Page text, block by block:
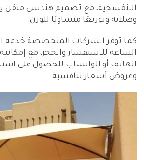
البنفسجية، مع تصميم هندسي متقن
وصلابة وتوزيعًا متساويًا للوزن.
كما توفر الشركات المتخصصة خدمة
الساعة للاستفسار والحجز، مع
الهاتف أو الواتساب للحصول على
وعروض أسعار تنافسية.